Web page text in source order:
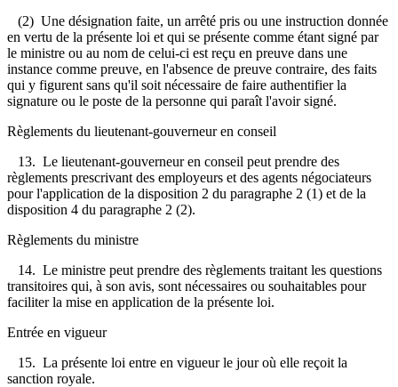
(2) Une désignation faite, un arrêté pris ou une instruction donnée
en vertu de la présente loi et qui se présente comme étant signé par
le ministre ou au nom de celui-ci est reçu en preuve dans une
instance comme preuve, en l'absence de preuve contraire, des faits
qui y figurent sans qu'il soit nécessaire de faire authentifier la
signature ou le poste de la personne qui paraît l'avoir signé.
Règlements du lieutenant-gouverneur en conseil
13. Le lieutenant-gouverneur en conseil peut prendre des
règlements prescrivant des employeurs et des agents négociateurs
pour l'application de la disposition 2 du paragraphe 2 (1) et de la
disposition 4 du paragraphe 2 (2).
Règlements du ministre
14. Le ministre peut prendre des règlements traitant les questions
transitoires qui, à son avis, sont nécessaires ou souhaitables pour
faciliter la mise en application de la présente loi.
Entrée en vigueur
15. La présente loi entre en vigueur le jour où elle reçoit la
sanction royale.